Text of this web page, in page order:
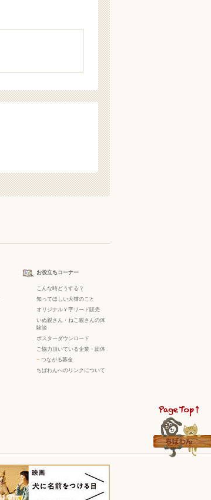
お役立ちコーナー
こんな時どうする？
知ってほしい犬猫のこと
オリジナルＹ字リード販売
いぬ親さん・ねこ親さんの体
験談
ポスターダウンロード
ご協力頂いている企業・団体
− つながる募金
ちばわんへのリンクについて